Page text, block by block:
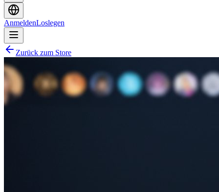
AnmeldenLoslegen
Zurück zum Store